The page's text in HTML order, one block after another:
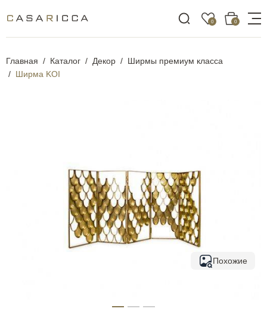
0 0
Главная Каталог Декор
Ширмы премиум класса
Ширма KOI
Похожие